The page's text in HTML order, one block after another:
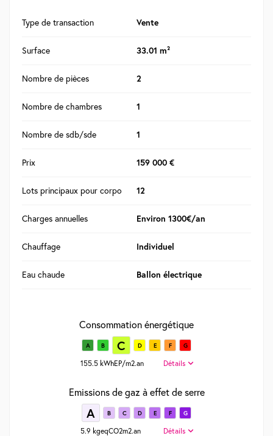
Type de transaction Vente
Surface 33.01 m²
Nombre de pièces 2
Nombre de chambres 1
Nombre de sdb/sde 1
Prix 159 000 €
Lots principaux pour corpo 12
Charges annuelles Environ 1300€/an
Chauffage Individuel
Eau chaude Ballon électrique
Consommation énergétique
A B C D E F G
155.5 kWhEP/m2.an Détails
Emissions de gaz à effet de serre
A B C D E F G
5.9 kgeqCO2m2.an Détails